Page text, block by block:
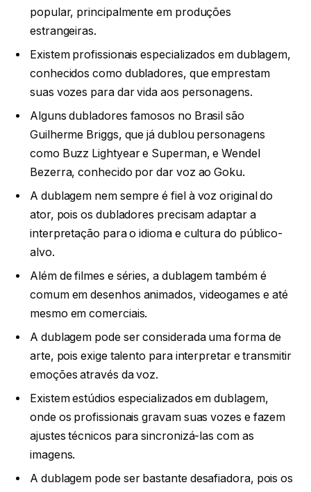
popular, principalmente em produções
estrangeiras.
Existem profissionais especializados em dublagem,
conhecidos como dubladores, que emprestam
suas vozes para dar vida aos personagens.
Alguns dubladores famosos no Brasil são
Guilherme Briggs, que já dublou personagens
como Buzz Lightyear e Superman, e Wendel
Bezerra, conhecido por dar voz ao Goku.
A dublagem nem sempre é fiel à voz original do
ator, pois os dubladores precisam adaptar a
interpretação para o idioma e cultura do público-
alvo.
Além de filmes e séries, a dublagem também é
comum em desenhos animados, videogames e até
mesmo em comerciais.
A dublagem pode ser considerada uma forma de
arte, pois exige talento para interpretar e transmitir
emoções através da voz.
Existem estúdios especializados em dublagem,
onde os profissionais gravam suas vozes e fazem
ajustes técnicos para sincronizá-las com as
imagens.
A dublagem pode ser bastante desafiadora, pois os